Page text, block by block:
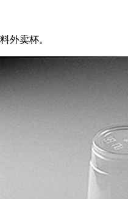
外卖杯。